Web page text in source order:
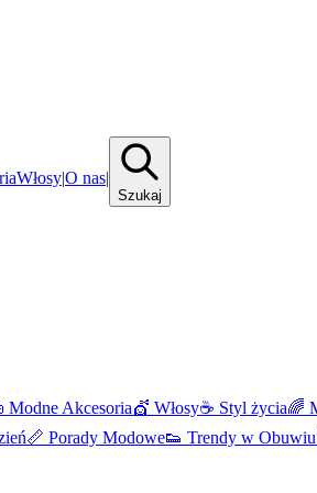
Włosy|O nas|
Szukaj
Modne Akcesoria💇 Włosy☕ Styl życia🌈
📏 Porady Modowe👟 Trendy w Obuwiu